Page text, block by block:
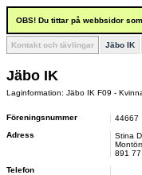
OBS! Du tittar på webbsidor
Kontakt och tävlingar Jäbo IK
Jäbo IK
Laginformation: Jäbo IK F09 -
Föreningsnummer
44667
Adress
Stina
891 77
Telefon